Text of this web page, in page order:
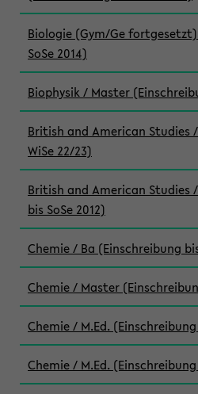
Biologie (Gym/Ge
SoSe 2014)
Biophysik / Master
British and American Studies
WiSe 22/23)
British and American Studies
bis SoSe 2012)
Chemie / Ba (Einschreibung
Chemie / Master
Chemie / M.Ed. (Einschreibung
Chemie / M.Ed. (Einschreibung